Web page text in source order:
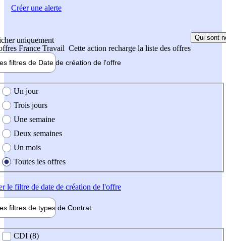
uniquement
France Travail Cette action recharge la liste des offres
Qui sont
filtres de Date de création de l'offre
création de l'offre
Un jour
Trois jours
Une semaine
Deux semaines
Un mois
Toutes les offres
le filtre de date de création de l'offre
filtres de types de Contrat
contrat
CDI (8)
Créer une alerte